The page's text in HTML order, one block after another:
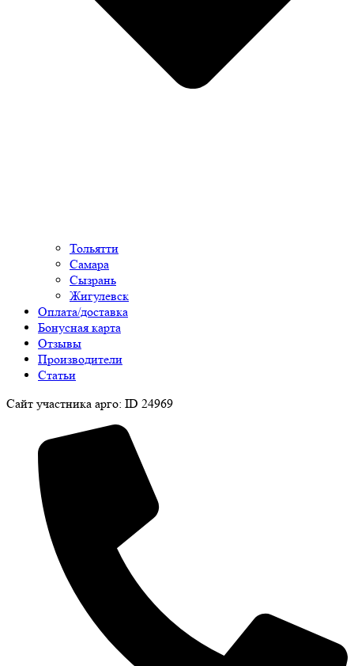
Тольятти
Самара
Сызрань
Жигулевск
Оплата/доставка
Бонусная карта
Отзывы
Производители
Статьи
Сайт участника арго: ID 24969